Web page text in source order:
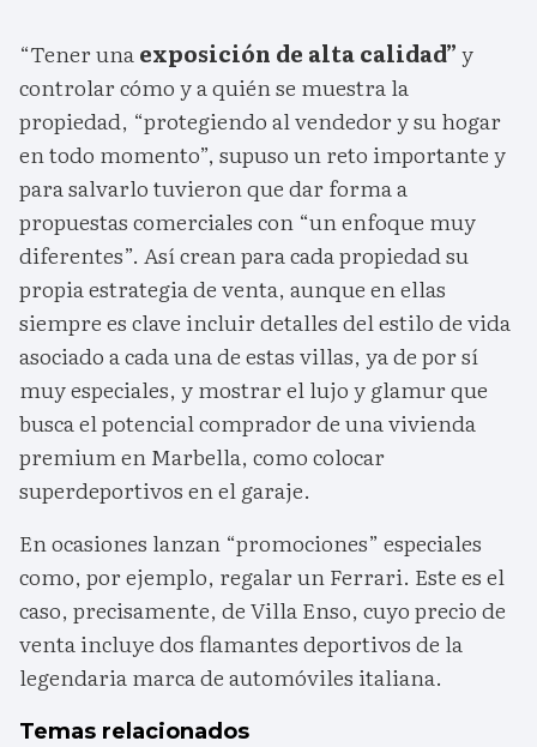
“Tener unaexposición de alta calidad”y
controlar cómo y a quién se muestra la
propiedad, “protegiendo al vendedor y su hogar
en todo momento”, supuso un reto importante y
para salvarlo tuvieron que dar forma a
propuestas comerciales con “un enfoque muy
diferentes”. Así crean para cada propiedad su
propia estrategia de venta, aunque en ellas
siempre es clave incluir detalles del estilo de vida
asociado a cada una de estas villas, ya de por sí
muy especiales, y mostrar el lujo y glamur que
busca el potencial comprador de una vivienda
premium en Marbella, como colocar
superdeportivos en el garaje.
En ocasiones lanzan “promociones” especiales
como, por ejemplo, regalar un Ferrari. Este es el
caso, precisamente, de Villa Enso, cuyo precio de
venta incluye dos flamantes deportivos de la
legendaria marca de automóviles italiana.
Temas relacionados